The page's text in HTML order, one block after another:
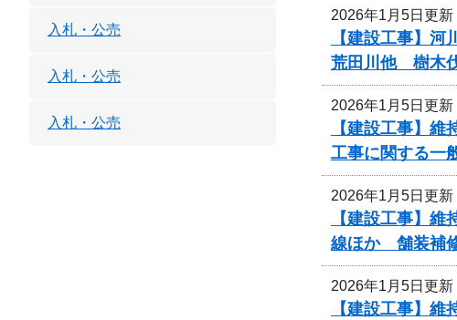
2026年1月5日更新
【建設工事】
荒田川他 樹木
2026年1月5日更新
【建設工事】
工事に関する一
2026年1月5日更新
【建設工事】
線ほか 舗装補
2026年1月5日更新
【建設工事】
入札・公売
入札・公売
入札・公売